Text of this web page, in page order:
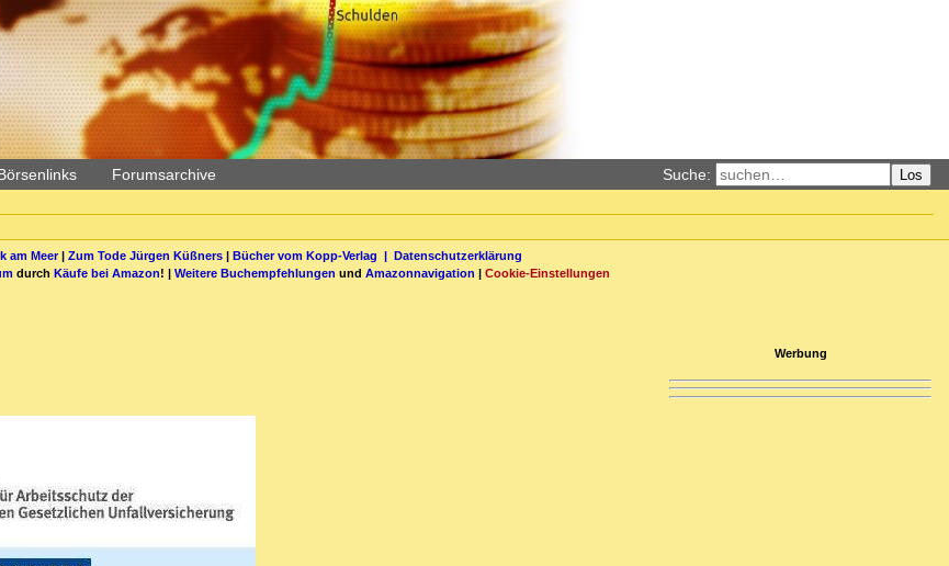
Forumsarchive Suche: Los
am Meer| Zum Tode Jürgen Küßners| Bücher vom Kopp-Verlag | Datenschutzerklärung
durch Käufe bei Amazon! | Weitere Buchempfehlungen und Amazonnavigation | Cookie-Einstellungen
Werbung